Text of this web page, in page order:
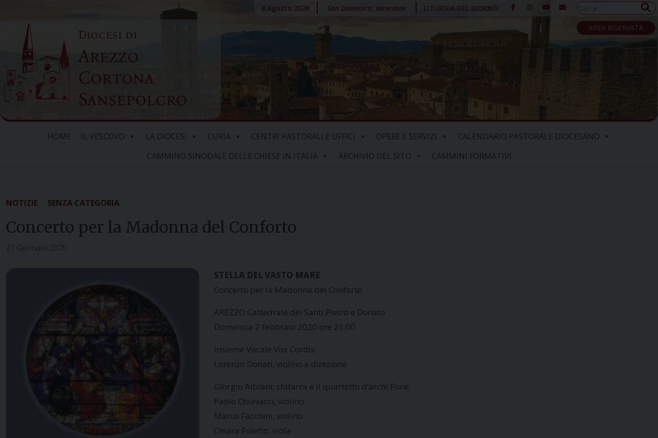
content
Diocesi di
Arezzo
Cortona
Sansepolcro
8 Agosto 2026 San Domenico, sacerdote LITURGIA DEL GIORNO
Ricerca
per:
AREA RISERVATA
HOME IL VESCOVO LA DIOCESI CURIA CENTRI PASTORALI E UFFICI OPERE E SERVIZI
CALENDARIO PASTORALE DIOCESANO
CAMMINO SINODALE DELLE CHIESE IN ITALIA
ARCHIVIO DEL SITO CAMMINI FORMATIVI
NOTIZIE SENZA CATEGORIA
Concerto per la Madonna del Conforto
STELLA DEL VASTO MARE
Concerto per la Madonna del Conforto
AREZZO Cattedrale dei Santi Pietro e Donato
Domenica 2 febbraio 2020 ore 21:00
Insieme Vocale Vox Cordis
Lorenzo Donati, violino e direzione
Giorgio Albiani, chitarra e il quartetto d’archi Foné
Paolo Chiavacci, violino
Marco Facchini, violino
Chiara Foletto, viola